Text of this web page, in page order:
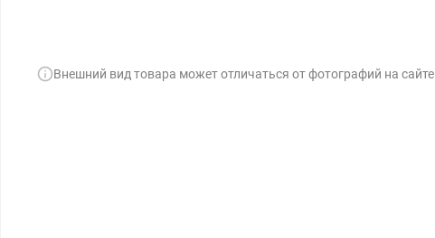
Внешний вид товара может отличаться от фотографий на сайте